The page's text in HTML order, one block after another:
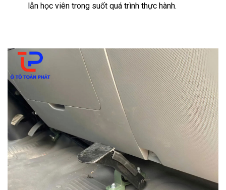
lẫn học viên trong suốt quá trình thực hành.